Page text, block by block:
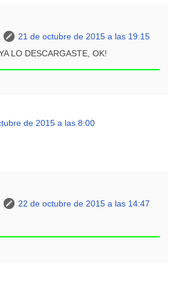
21 de octubre de 2015 a las 19:15
LO DESCARGASTE, OK!
de 2015 a las 8:00
22 de octubre de 2015 a las 14:47